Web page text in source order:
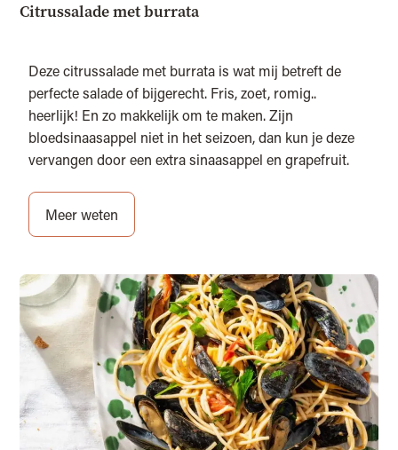
Citrussalade met burrata
Deze citrussalade met burrata is wat mij betreft de
perfecte salade of bijgerecht. Fris, zoet, romig..
heerlijk! En zo makkelijk om te maken. Zijn
bloedsinaasappel niet in het seizoen, dan kun je deze
vervangen door een extra sinaasappel en grapefruit.
Meer weten